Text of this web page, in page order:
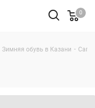
0
Зимняя обувь в Казани -